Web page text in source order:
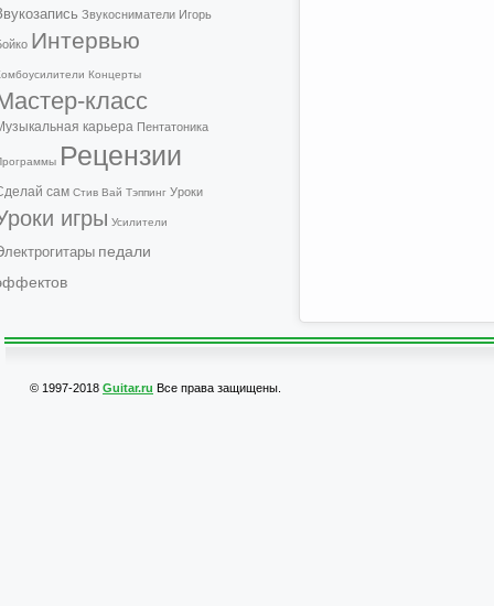
Звукосниматели Игорь
Интервью
Концерты
класс
карьера Пентатоника
Рецензии
сам Стив Вай Тэппинг Уроки
игры Усилители
педали
© 1997-2018 Guitar.ru Все права защищены.